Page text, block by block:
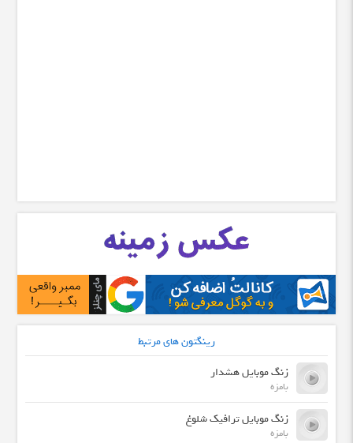
رینگتون های مرتبط
زنگ موبایل هشدار
بامزه
زنگ موبایل ترافیک شلوغ
بامزه